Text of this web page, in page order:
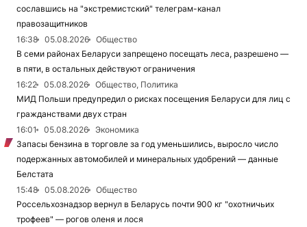
сославшись на "экстремистский" телеграм-канал
правозащитников
16:38
05.08.2026
Общество
В семи районах Беларуси запрещено посещать леса, разрешено —
в пяти, в остальных действуют ограничения
16:22
05.08.2026
Общество, Политика
МИД Польши предупредил о рисках посещения Беларуси для лиц с
гражданствами двух стран
16:01
05.08.2026
Экономика
Запасы бензина в торговле за год уменьшились, выросло число
подержанных автомобилей и минеральных удобрений — данные
Белстата
15:48
05.08.2026
Общество
Россельхознадзор вернул в Беларусь почти 900 кг "охотничьих
трофеев" — рогов оленя и лося